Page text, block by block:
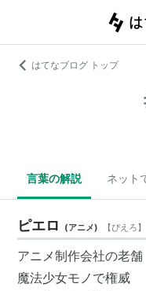
はてなブログ トップ
言葉の解説 ネット
ピエロ (アニメ) 【ぴえろ】
アニメ制作会社の老舗
魔法少女モノで権威